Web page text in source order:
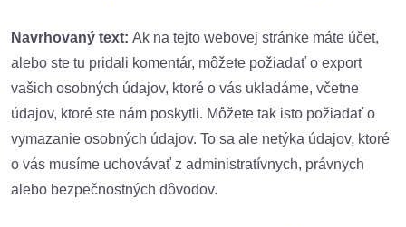
Navrhovaný text: Ak na tejto webovej stránke máte účet,
alebo ste tu pridali komentár, môžete požiadať o export
vašich osobných údajov, ktoré o vás ukladáme, včetne
údajov, ktoré ste nám poskytli. Môžete tak isto požiadať o
vymazanie osobných údajov. To sa ale netýka údajov, ktoré
o vás musíme uchovávať z administratívnych, právnych
alebo bezpečnostných dôvodov.